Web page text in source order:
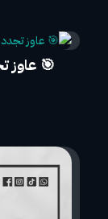
🎯